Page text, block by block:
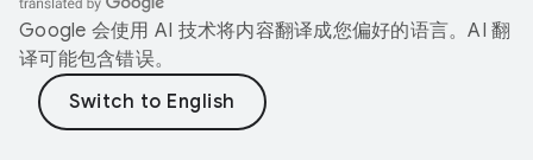
Google 会使用 AI 技术将内容翻译成您偏好的语言。AI 翻
译可能包含错误。